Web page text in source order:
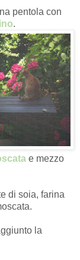
pentola con
.
e mezzo
di soia, farina
la